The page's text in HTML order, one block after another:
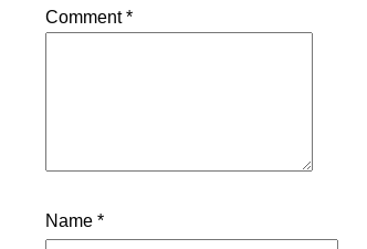
Comment*
Name *